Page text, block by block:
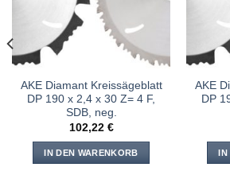
AKE Diamant Kreissägeblatt
DP 190 x 2,4 x 30 Z= 4 F,
SDB, neg.
102,22 €
IN DEN WARENKORB
AKE
DP
IN